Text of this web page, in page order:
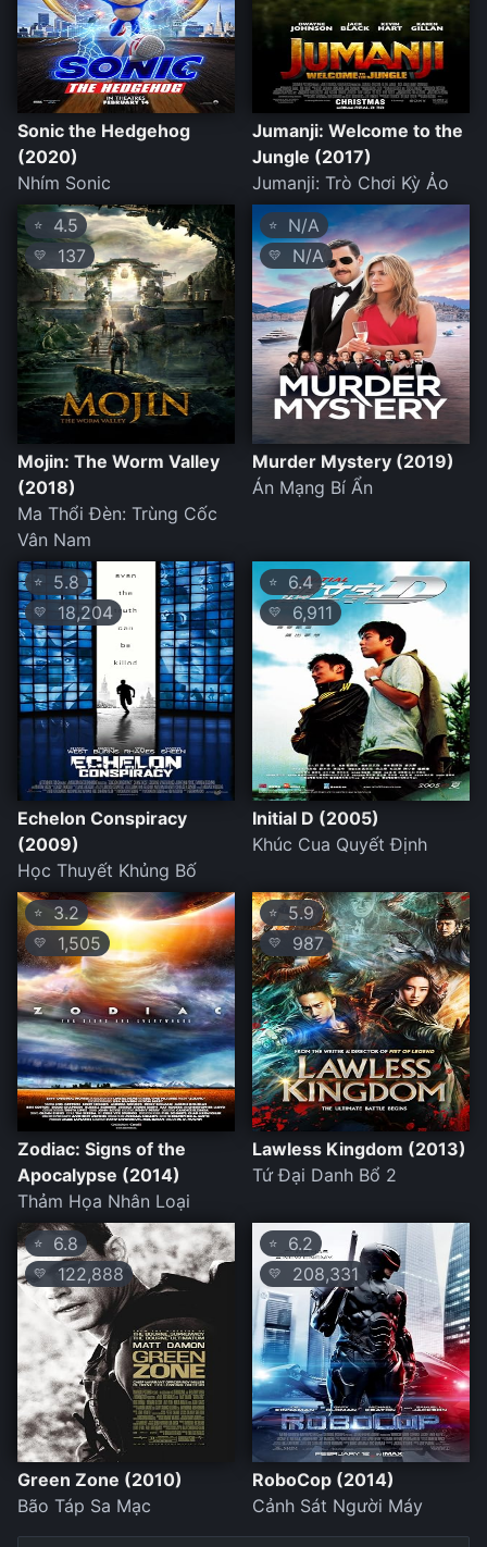
Sonic the Hedgehog
(2020)
Nhím Sonic
Jumanji: Welcome to the
Jungle (2017)
Jumanji: Trò Chơi Kỳ Ảo
⭐ 4.5
💛 137
Mojin: The Worm Valley
(2018)
Ma Thổi Đèn: Trùng Cốc
Vân Nam
⭐ N/A
💛 N/A
Murder Mystery (2019)
Án Mạng Bí Ẩn
⭐ 5.8
💛 18,204
Echelon Conspiracy
(2009)
Học Thuyết Khủng Bố
⭐ 6.4
💛 6,911
Initial D (2005)
Khúc Cua Quyết Định
⭐ 3.2
💛 1,505
Zodiac: Signs of the
Apocalypse (2014)
Thảm Họa Nhân Loại
⭐ 5.9
💛 987
Lawless Kingdom (2013)
Tứ Đại Danh Bổ 2
⭐ 6.8
💛 122,888
Green Zone (2010)
Bão Táp Sa Mạc
⭐ 6.2
💛 208,331
RoboCop (2014)
Cảnh Sát Người Máy